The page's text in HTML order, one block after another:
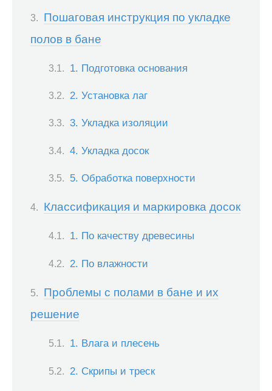
Пошаговая инструкция по укладке
полов в бане
1. Подготовка основания
2. Установка лаг
3. Укладка изоляции
4. Укладка досок
5. Обработка поверхности
Классификация и маркировка досок
1. По качеству древесины
2. По влажности
Проблемы с полами в бане и их
решение
1. Влага и плесень
2. Скрипы и треск